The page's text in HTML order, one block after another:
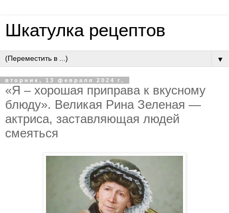
Шкатулка рецептов
▼
вторник, 13 февраля 2024 г.
«Я – хорошая приправа к вкусному
блюду». Великая Рина Зеленая —
актриса, заставляющая людей
смеяться